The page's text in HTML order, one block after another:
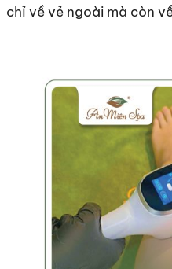
chỉ về vẻ ngoài mà còn